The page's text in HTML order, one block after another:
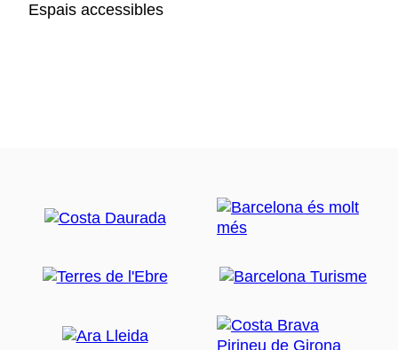
Espais accessibles